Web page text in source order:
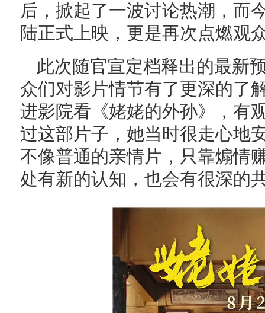
后，掀起了一波讨论热潮，而
陆正式上映，更是再次点燃观
此次随官宣定档释出的最新
众们对影片情节有了更深的了
进影院看《姥姥的外孙》，有
过这部片子，她当时很走心地
不像普通的亲情片，只靠煽情
处有新的认知，也会有很深的